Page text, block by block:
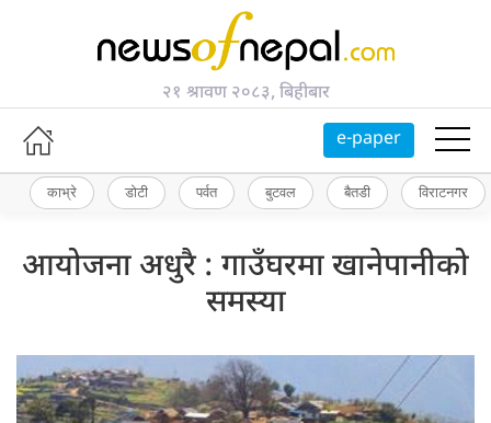
२१ श्रावण २०८३, बिहीबार
e-paper
काभ्रे डोटी पर्वत बुटवल बैतडी विराटनगर
आयोजना अधुरै : गाउँघरमा खानेपानीको
समस्या